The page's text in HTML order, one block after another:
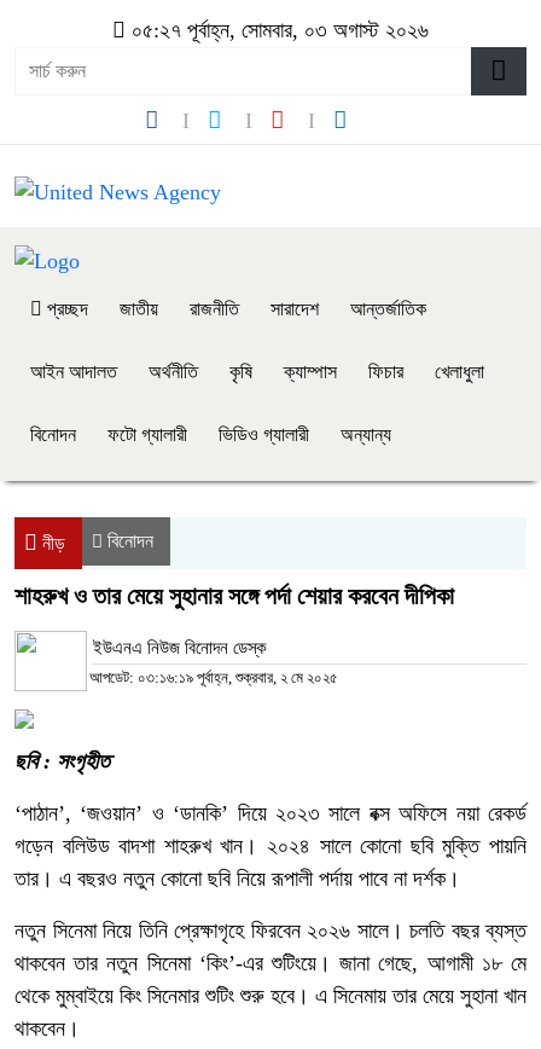
০৫:২৭ পূর্বাহ্ন, সোমবার, ০৩ অগাস্ট ২০২৬
প্রচ্ছদ জাতীয় রাজনীতি সারাদেশ আন্তর্জাতিক
আইন আদালত অর্থনীতি কৃষি ক্যাম্পাস ফিচার খেলাধুলা
বিনোদন ফটো গ্যালারী ভিডিও গ্যালারী অন্যান্য
নীড় বিনোদন
শাহরুখ ও তার মেয়ে সুহানার সঙ্গে পর্দা শেয়ার করবেন দীপিকা
ইউএনএ নিউজ বিনোদন ডেস্ক
আপডেট: ০৩:১৬:১৯ পূর্বাহ্ন, শুক্রবার, ২ মে ২০২৫
ছবি : সংগৃহীত
‘পাঠান’, ‘জওয়ান’ ও ‘ডানকি’ দিয়ে ২০২৩ সালে বক্স অফিসে নয়া রেকর্ড
গড়েন বলিউড বাদশা শাহরুখ খান। ২০২৪ সালে কোনো ছবি মুক্তি পায়নি
তার। এ বছরও নতুন কোনো ছবি নিয়ে রূপালী পর্দায় পাবে না দর্শক।
নতুন সিনেমা নিয়ে তিনি প্রেক্ষাগৃহে ফিরবেন ২০২৬ সালে। চলতি বছর ব্যস্ত
থাকবেন তার নতুন সিনেমা ‘কিং’-এর শুটিংয়ে। জানা গেছে, আগামী ১৮ মে
থেকে মুম্বাইয়ে কিং সিনেমার শুটিং শুরু হবে। এ সিনেমায় তার মেয়ে সুহানা খান
থাকবেন।